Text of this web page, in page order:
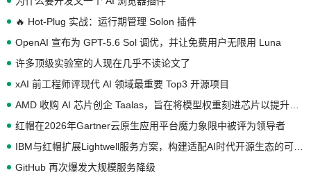
🔥 Hot-Plug 实战：运行期管理 Solon 插件
OpenAI 宣布为 GPT-5.6 Sol 调优，并让免费用户无限用 Luna
许多顶级实验室的人现在几乎不读论文了
xAI 前工程师评现代 AI 领域最重要 Top3 开源项目
红帽在2026年Gartner云原生应用平台魔力象限中被评为领导者
GitHub 再次爆发大规模服务降级